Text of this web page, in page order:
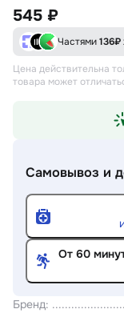
Бренд:
545 ₽
Частями136₽
Цена действительна
товара может
Самовывоз и
От 60